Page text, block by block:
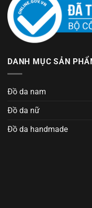
DANH MỤC SẢN
Đồ da nam
Đồ da nữ
Đồ da handmade